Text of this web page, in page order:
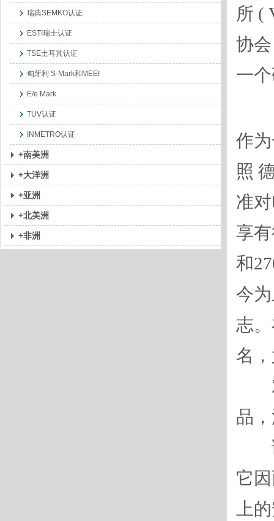
瑞典SEMKO认证
ESTI瑞士认证
TSE土耳其认证
匈牙利 S-Mark和MEEI
E/e Mark
TUV认证
INMETRO认证
+南美洲
+大洋洲
+亚洲
+北美洲
+非洲
所 (
协会
一
作
照
准
享
和
今
志
名
对
品
调
它
上